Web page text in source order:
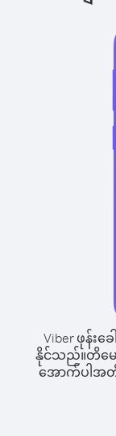
Viber ဖုန်း
နိုင်သည်။တိမေ
အောက်ပါအတိုင်